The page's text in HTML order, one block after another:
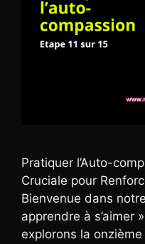
Pratiquer l’Auto-
Cruciale pour
Bienvenue dans
apprendre à s’aimer
explorons la